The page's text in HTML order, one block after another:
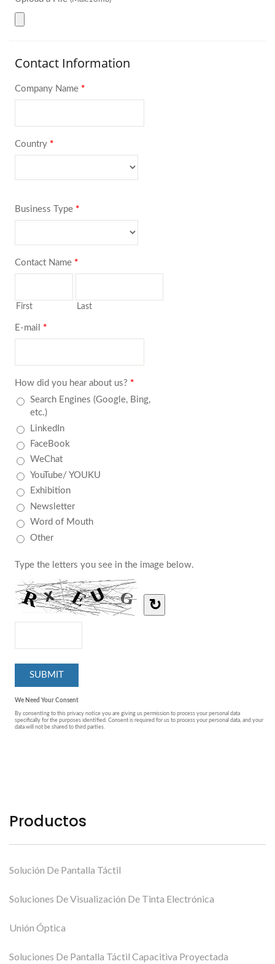
Productos
Solución De Pantalla Táctil
Soluciones De Visualización De Tinta Electrónica
Unión Óptica
Soluciones De Pantalla Táctil Capacitiva Proyectada